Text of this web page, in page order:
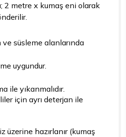
2 metre x kumaş eni olarak
ve süsleme alanlarında
uygundur.
ile yıkanmalıdır.
için ayrı deterjan ile
üzerine hazırlanır (kumaş